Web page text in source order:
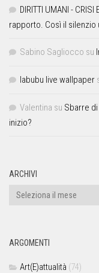
DIRITTI UMANI -
rapporto. Così il silenzio
Sabino Sagliocco su
labubu live wallpaper
Valentina su Sbarre
inizio?
ARCHIVI
ARGOMENTI
Art(E)attualità (74)